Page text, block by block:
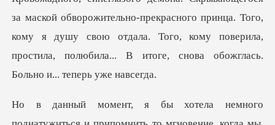
екрасного принца. Того,
кому я душу свою отдала. Того, кому поверила,
прост